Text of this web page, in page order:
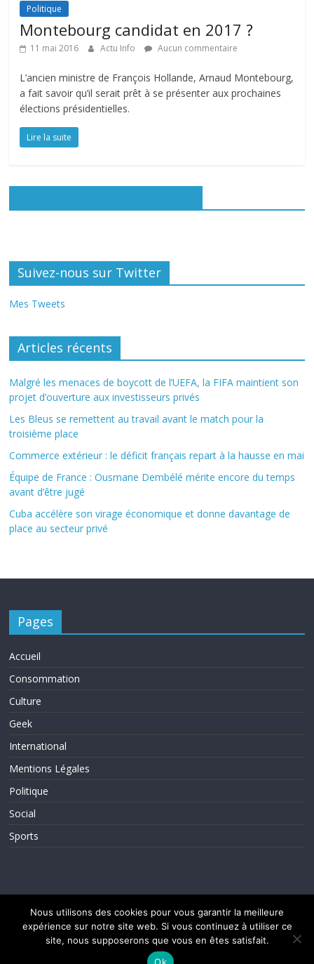
Politique
Montebourg candidat en 2017 ?
11 mai 2016 Actu Info Aucun commentaire
L’ancien ministre de François Hollande, Arnaud Montebourg,
a fait savoir qu’il serait prêt à se présenter aux prochaines
élections présidentielles.
Lire la suite
Suivez-nous sur Twitter
Mes Tweets
Articles récents
Malgré les menaces de boycott de l’UEFA, la FIFA maintient son
projet d’ouverture aux investisseurs privés
Les Bleus se remettent au travail avant le match pour la
troisième place
Commerce extérieur : le déficit français repart à la hausse en mai
Équipe de France : Ousmane Dembélé mérite encore du temps
avant d’être jugé
Cuba accélère son virage économique et donne davantage de
place au secteur privé
Pages
Accueil
Consommation
Culture
Geek
International
Mentions Légales
Politique
Social
Sports
Copyright © 2026ActuInfos . Tous droits réservés.
Theme ColorMag parThemeGrill.. Propulsé parWordPress
Nous utilisons des cookies pour vous garantir la meilleure
expérience sur notre site web. Si vous continuez à utiliser ce
site, nous supposerons que vous en êtes satisfait.
Ok